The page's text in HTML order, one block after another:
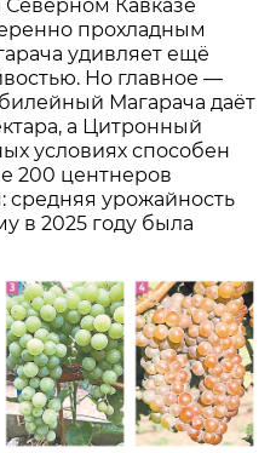
Кавказе
прохладным
удивляет ещё
Но главное —
Магарача даёт
а Цитронный
условиях способен
200 центнеров
средняя урожайность
в 2025 году была